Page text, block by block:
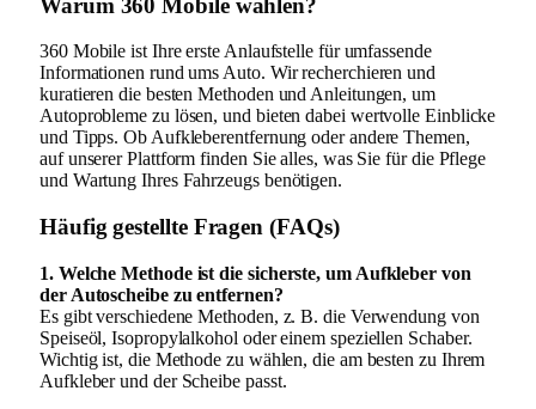
Warum 360 Mobile wählen?
360 Mobile ist Ihre erste Anlaufstelle für umfassende
Informationen rund ums Auto. Wir recherchieren und
kuratieren die besten Methoden und Anleitungen, um
Autoprobleme zu lösen, und bieten dabei wertvolle Einblicke
und Tipps. Ob Aufkleberentfernung oder andere Themen,
auf unserer Plattform finden Sie alles, was Sie für die Pflege
und Wartung Ihres Fahrzeugs benötigen.
Häufig gestellte Fragen (FAQs)
1. Welche Methode ist die sicherste, um Aufkleber von
der Autoscheibe zu entfernen?
Es gibt verschiedene Methoden, z. B. die Verwendung von
Speiseöl, Isopropylalkohol oder einem speziellen Schaber.
Wichtig ist, die Methode zu wählen, die am besten zu Ihrem
Aufkleber und der Scheibe passt.